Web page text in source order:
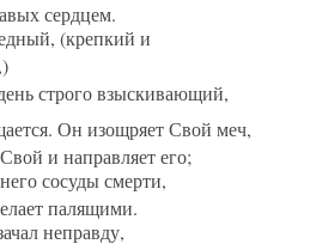
сердцем.
(крепкий и
строго взыскивающий,
Он изощряет Свой меч,
и направляет его;
сосуды смерти,
палящими.
неправду,